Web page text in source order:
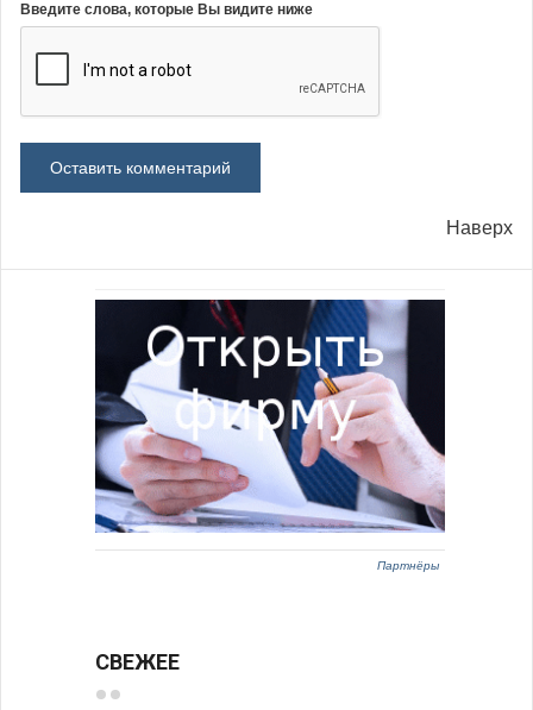
Введите слова, которые Вы видите ниже
Наверх
Партнёры
СВЕЖЕЕ